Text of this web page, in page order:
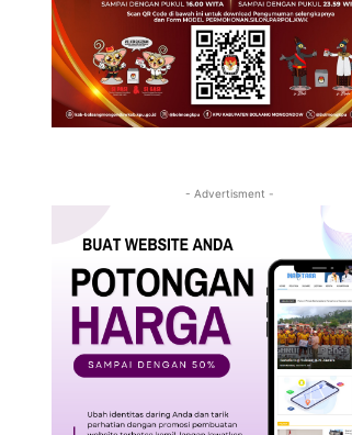
- Advertisment -